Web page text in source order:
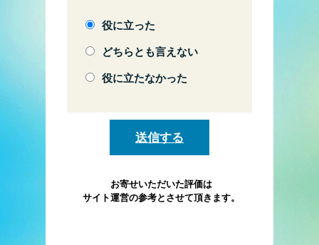
役に立った
どちらとも言えない
役に立たなかった
お寄せいただいた評価は
サイト運営の参考とさせて頂きます。